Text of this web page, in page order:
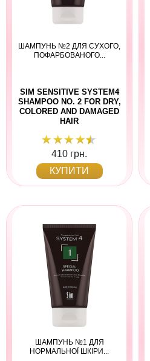
ШАМПУНЬ №2 ДЛЯ СУХОГО,
ПОФАРБОВАНОГО...
SIM SENSITIVE SYSTEM4
SHAMPOO NO. 2 FOR DRY,
COLORED AND DAMAGED
HAIR
410 грн.
КУПИТИ
ШАМПУНЬ №1 ДЛЯ
НОРМАЛЬНОЇ ШКІРИ...